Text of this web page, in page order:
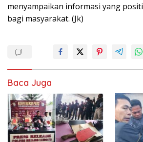
menyampaikan informasi yang
bagi masyarakat. (Jk)
Baca Juga